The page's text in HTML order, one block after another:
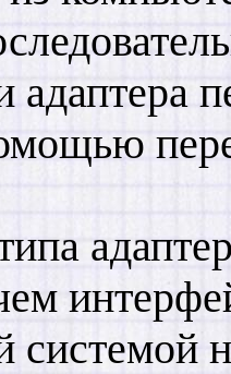
адаптера
системой